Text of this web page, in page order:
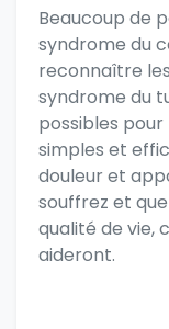
Beaucoup de
syndrome du
reconnaître
syndrome du
possibles
simples et
douleur et
souffrez et
qualité de vie,
aideront.